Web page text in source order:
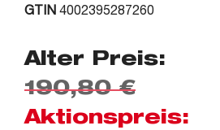
GTIN 4002395287260
Alter Preis:
190,80€
Aktionspreis: